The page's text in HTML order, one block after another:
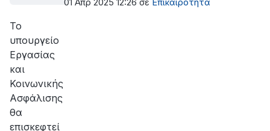
01 Απρ 2025 12:26 σε Επικαιρότητα
Το
υπουργείο
Εργασίας
και
Κοινωνικής
Ασφάλισης
θα
επισκεφτεί